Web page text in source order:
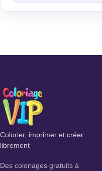
Colorier, imprimer et créer
librement
Des coloriages gratuits à